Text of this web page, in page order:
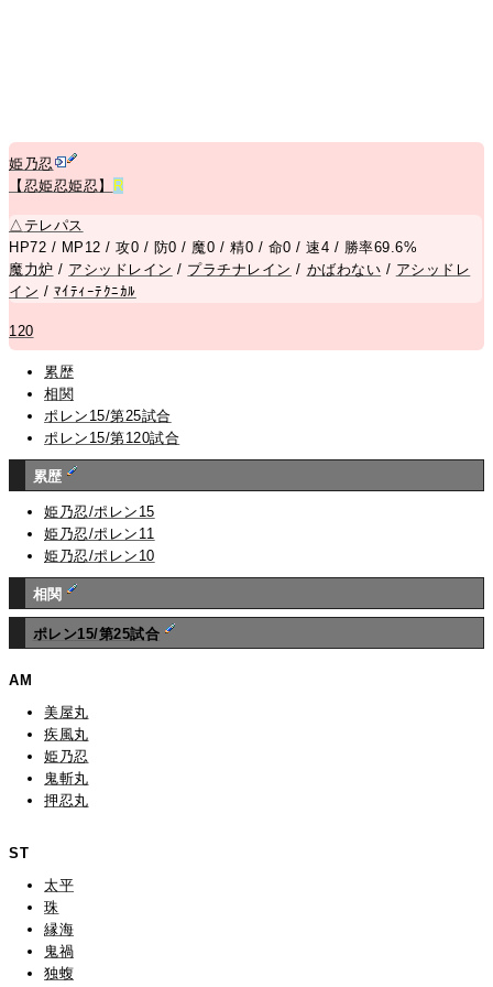
姫乃忍
【忍姫忍姫忍】
R
△ テレパス
HP72 / MP12 / 攻0 / 防0 / 魔0 / 精0 / 命0 / 速4 / 勝率69.6%
魔力炉 / アシッドレイン / プラチナレイン / かばわない / アシッドレ
イン / ﾏｲﾃｨｰﾃｸﾆｶﾙ
120
累歴
相関
ポレン15/第25試合
ポレン15/第120試合
累歴
姫乃忍/ポレン15
姫乃忍/ポレン11
姫乃忍/ポレン10
相関
ポレン15/第25試合
AM
美屋丸
疾風丸
姫乃忍
鬼斬丸
押忍丸
ST
太平
珠
縁海
鬼禍
独蝮